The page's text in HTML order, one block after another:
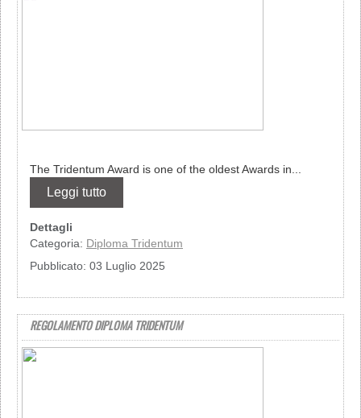
The Tridentum Award is one of the oldest Awards in...
Leggi tutto
Dettagli
Categoria: Diploma Tridentum
Pubblicato: 03 Luglio 2025
REGOLAMENTO DIPLOMA TRIDENTUM